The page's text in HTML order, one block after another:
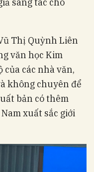
sáng tác cho
Thị Quỳnh Liên
văn học Kim
của các nhà văn,
không chuyên để
bản có thêm
xuất sắc giới